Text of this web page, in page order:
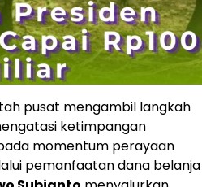
pusat mengambil langkah
ketimpangan
momentum perayaan
pemanfaatan dana belanja